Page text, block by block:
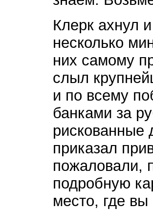
Клерк ахнул
несколько
них самому
слыл
и по всему
банками за
рискованные
приказал
пожаловали,
подробную
место, где